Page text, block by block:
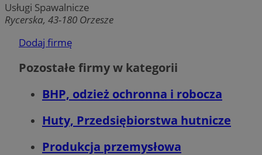
Usługi Spawalnicze
Rycerska, 43-180 Orzesze
Dodaj firmę
Pozostałe firmy w kategorii
BHP, odzież ochronna i robocza
Huty, Przedsiębiorstwa hutnicze
Produkcja przemysłowa
Niezbędne pliki cookie umożliwiają korzystanie z podstawowych
zarządzanie kontem. Bez niezbędnych plików cookie nie można
prawidłowo korzystać ze strony internetowej.
Nazwa
Provider
Domena
SessID
orzesze.com.pl